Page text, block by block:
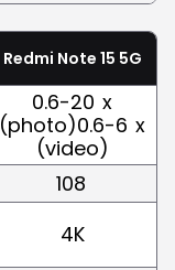
Redmi Note 15 5G
0.6-20 x
(photo)0.6-6 x
(video)
108
4K